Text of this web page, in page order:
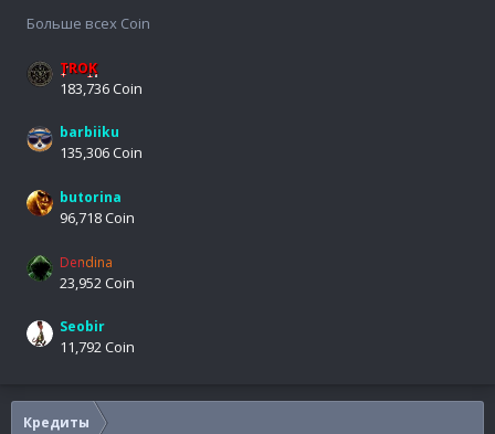
Больше всех Coin
TROK
183,736 Coin
barbiiku
135,306 Coin
butorina
96,718 Coin
Dendina
23,952 Coin
Seobir
11,792 Coin
Кредиты